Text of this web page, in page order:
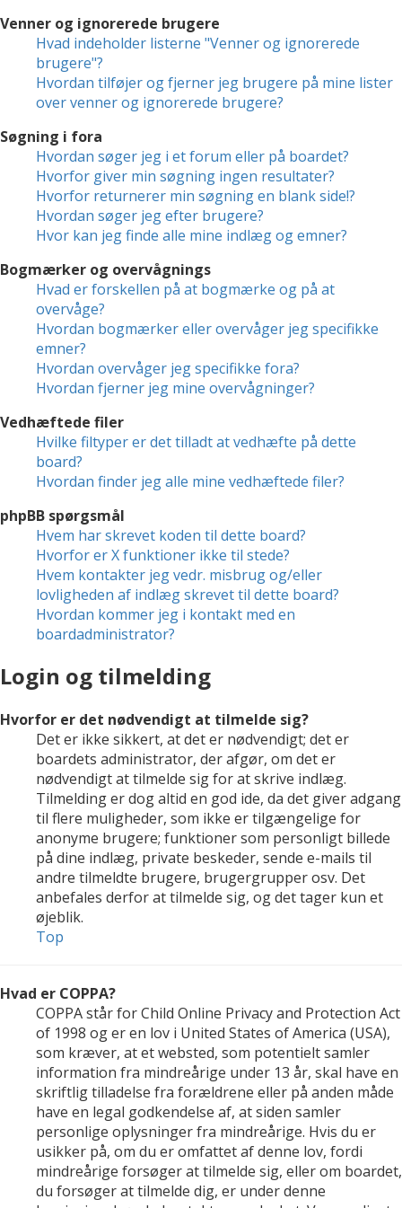
Venner og ignorerede brugere
Hvad indeholder listerne "Venner og ignorerede
brugere"?
Hvordan tilføjer og fjerner jeg brugere på mine lister
over venner og ignorerede brugere?
Søgning i fora
Hvordan søger jeg i et forum eller på boardet?
Hvorfor giver min søgning ingen resultater?
Hvorfor returnerer min søgning en blank side!?
Hvordan søger jeg efter brugere?
Hvor kan jeg finde alle mine indlæg og emner?
Bogmærker og overvågnings
Hvad er forskellen på at bogmærke og på at
overvåge?
Hvordan bogmærker eller overvåger jeg specifikke
emner?
Hvordan overvåger jeg specifikke fora?
Hvordan fjerner jeg mine overvågninger?
Vedhæftede filer
Hvilke filtyper er det tilladt at vedhæfte på dette
board?
Hvordan finder jeg alle mine vedhæftede filer?
phpBB spørgsmål
Hvem har skrevet koden til dette board?
Hvorfor er X funktioner ikke til stede?
Hvem kontakter jeg vedr. misbrug og/eller
lovligheden af indlæg skrevet til dette board?
Hvordan kommer jeg i kontakt med en
boardadministrator?
Login og tilmelding
Hvorfor er det nødvendigt at tilmelde sig?
Det er ikke sikkert, at det er nødvendigt; det er
boardets administrator, der afgør, om det er
nødvendigt at tilmelde sig for at skrive indlæg.
Tilmelding er dog altid en god ide, da det giver adgang
til flere muligheder, som ikke er tilgængelige for
anonyme brugere; funktioner som personligt billede
på dine indlæg, private beskeder, sende e-mails til
andre tilmeldte brugere, brugergrupper osv. Det
anbefales derfor at tilmelde sig, og det tager kun et
øjeblik.
Top
Hvad er COPPA?
COPPA står for Child Online Privacy and Protection Act
of 1998 og er en lov i United States of America (USA),
som kræver, at et websted, som potentielt samler
information fra mindreårige under 13 år, skal have en
skriftlig tilladelse fra forældrene eller på anden måde
have en legal godkendelse af, at siden samler
personlige oplysninger fra mindreårige. Hvis du er
usikker på, om du er omfattet af denne lov, fordi
mindreårige forsøger at tilmelde sig, eller om boardet,
du forsøger at tilmelde dig, er under denne